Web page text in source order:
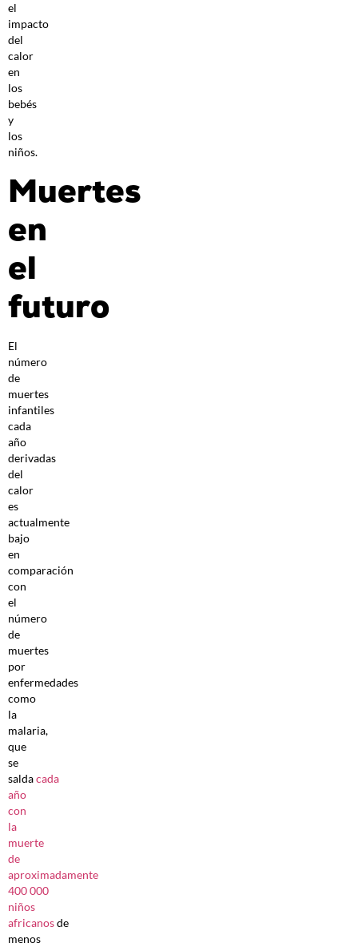
el
impacto
del
calor
en
los
bebés
y
los
niños.
Muertes
en
el
futuro
El
número
de
muertes
infantiles
cada
año
derivadas
del
calor
es
actualmente
bajo
en
comparación
con
el
número
de
muertes
por
enfermedades
como
la
malaria,
que
se
saldacada
año
con
la
muerte
de
aproximadamente
400 000
niños
africanosde
menos